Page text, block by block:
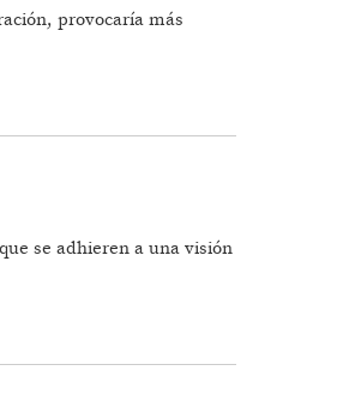
provocaría más
se adhieren a una visión